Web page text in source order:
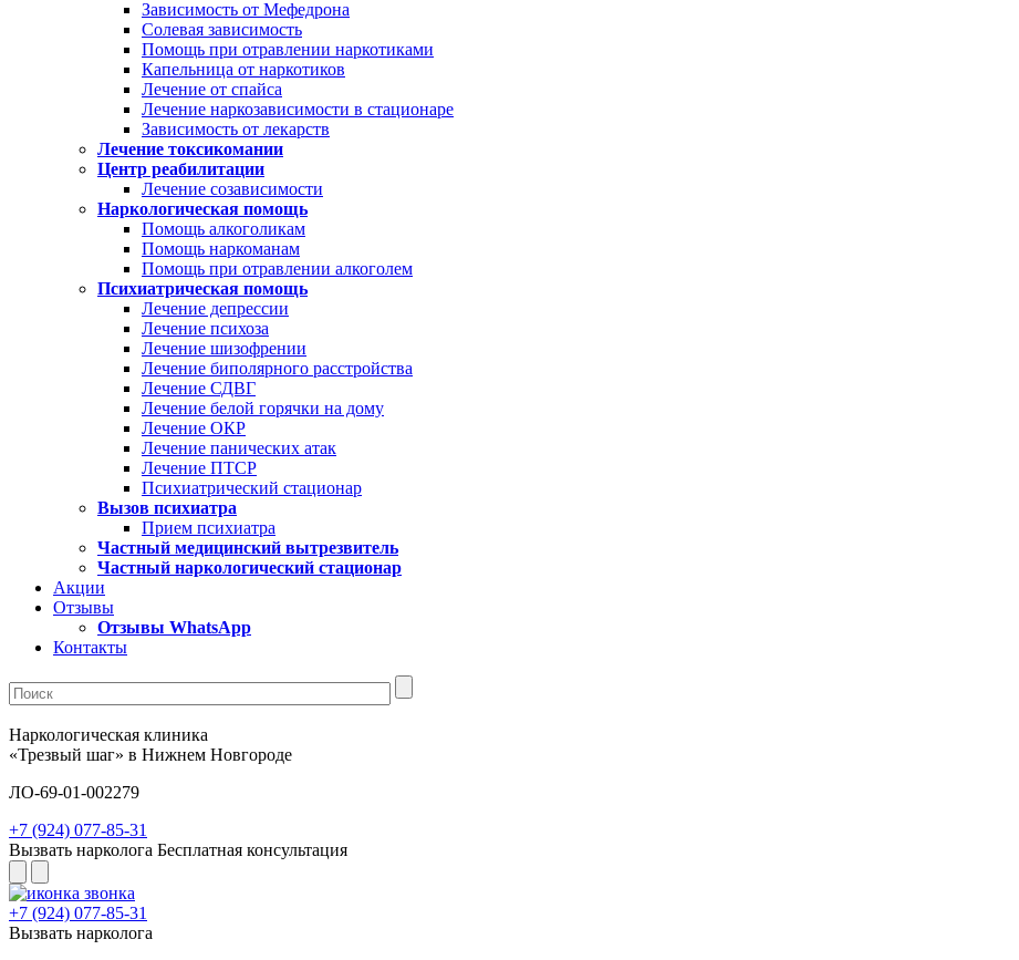
Зависимость от Мефедрона
Солевая зависимость
Помощь при отравлении наркотиками
Капельница от наркотиков
Лечение от спайса
Лечение наркозависимости в стационаре
Зависимость от лекарств
Лечение токсикомании
Центр реабилитации
Лечение созависимости
Наркологическая помощь
Помощь алкоголикам
Помощь наркоманам
Помощь при отравлении алкоголем
Психиатрическая помощь
Лечение депрессии
Лечение психоза
Лечение шизофрении
Лечение биполярного расстройства
Лечение СДВГ
Лечение белой горячки на дому
Лечение ОКР
Лечение панических атак
Лечение ПТСР
Психиатрический стационар
Вызов психиатра
Прием психиатра
Частный медицинский вытрезвитель
Частный наркологический стационар
Акции
Отзывы
Отзывы WhatsApp
Контакты
Наркологическая клиника
«Трезвый шаг» в Нижнем Новгороде
ЛО-69-01-002279
+7 (924) 077-85-31
Вызвать нарколога Бесплатная консультация
+7 (924) 077-85-31
Вызвать нарколога